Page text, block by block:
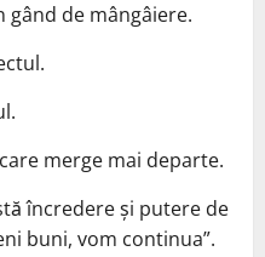
de mângâiere.
merge mai departe.
încredere și putere de
buni, vom continua”.